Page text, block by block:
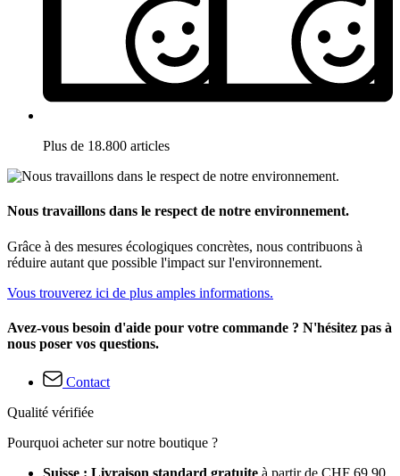
Plus de 18.800 articles
Nous travaillons dans le respect de notre environnement.
Grâce à des mesures écologiques concrètes, nous contribuons à
réduire autant que possible l'impact sur l'environnement.
Vous trouverez ici de plus amples informations.
Avez-vous besoin d'aide pour votre commande ? N'hésitez pas à
nous poser vos questions.
Contact
Qualité vérifiée
Pourquoi acheter sur notre boutique ?